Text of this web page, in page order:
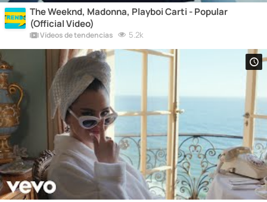
The Weeknd, Madonna, Playboi Carti - Popular
(Official Video)
Vídeos de tendencias 5.2k